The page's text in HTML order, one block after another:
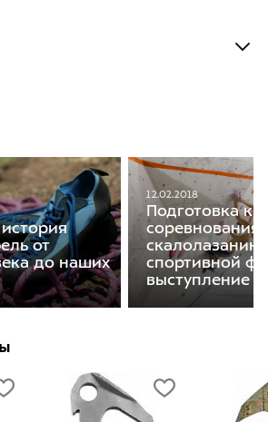
от
до наших
12.02.2018
Подготовка к
спортивной
выступление